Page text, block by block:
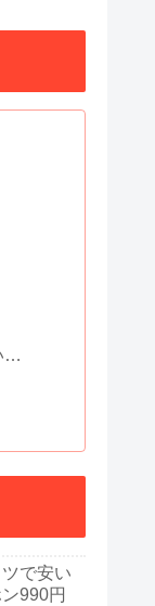
…
ツで安い
990円